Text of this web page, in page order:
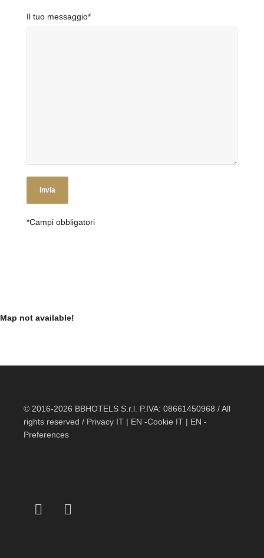
Il tuo messaggio*
*Campi obbligatori
Map not available!
© 2016-2026 BBHOTELS S.r.l. P.IVA: 08661450968 / All
rights reserved / Privacy IT | EN -Cookie IT | EN -
Preferences